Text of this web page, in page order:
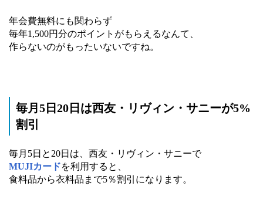
年会費無料にも関わらず
毎年1,500円分のポイントがもらえるなんて、
作らないのがもったいないですね。
毎月5日20日は西友・リヴィン・サニーが5%
割引
毎月5日と20日は、西友・リヴィン・サニーで
MUJIカードを利用すると、
食料品から衣料品まで5％割引になります。